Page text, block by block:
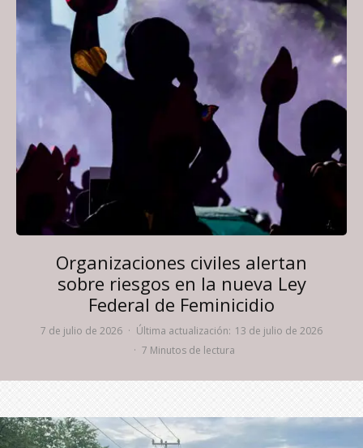
Organizaciones civiles alertan
sobre riesgos en la nueva Ley
Federal de Feminicidio
7 de julio de 2026 · Última actualización: 13 de julio de 2026
· 7 Minutos de lectura